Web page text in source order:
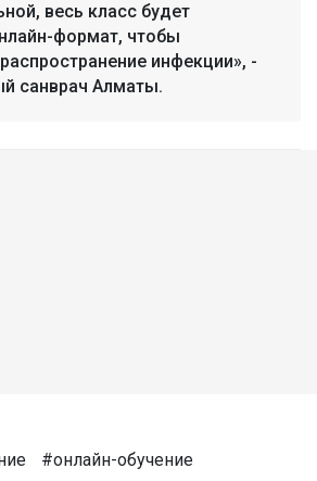
весь класс будет
формат, чтобы
инфекции», -
санврач Алматы.
#онлайн-обучение